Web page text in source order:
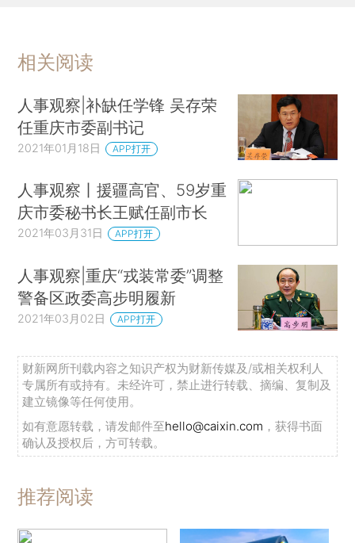
相关阅读
人事观察|补缺任学锋 吴存荣
任重庆市委副书记
2021年01月18日 APP打开
人事观察丨援疆高官、59岁重
庆市委秘书长王赋任副市长
2021年03月31日 APP打开
人事观察|重庆“戎装常委”调整
警备区政委高步明履新
2021年03月02日 APP打开
财新网所刊载内容之知识产权为财新传媒及/或相关权利人
专属所有或持有。未经许可，禁止进行转载、摘编、复制及
建立镜像等任何使用。
如有意愿转载，请发邮件至hello@caixin.com ，获得书面
确认及授权后，方可转载。
推荐阅读